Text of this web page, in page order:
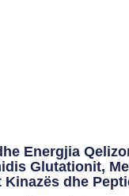
Energjia
Glutationit,
Kinazës dhe